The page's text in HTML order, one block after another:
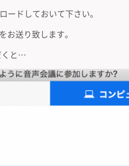
ドしておいて下さい。
送り致します。
くと…